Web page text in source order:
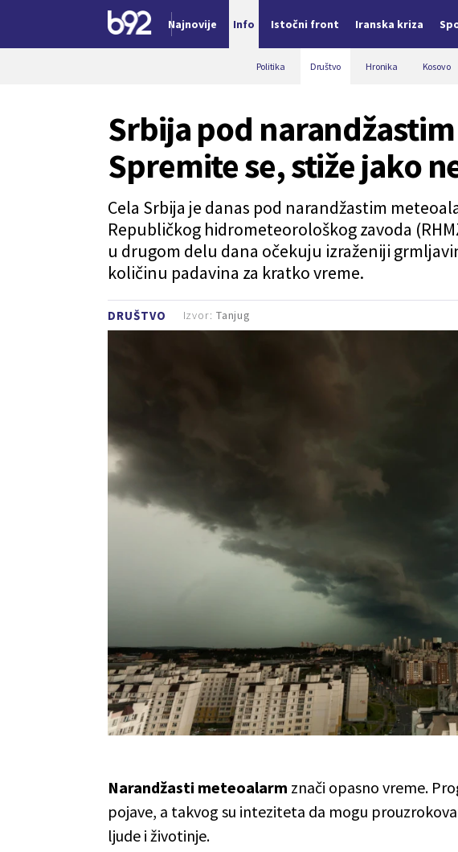
Najnovije Info Istočni front Iranska kriza
Politika Društvo Hronika Kosovo
DRUŠTVO
Srbija pod
Spremite se, stiže jako
Cela Srbija je danas pod narandžastim
Republičkog hidrometeorološkog zavoda
u drugom delu dana očekuju izraženiji
količinu padavina za kratko vreme.
Izvor: Tanjug
Narandžasti meteoalarm znači opasno vreme.
pojave, a takvog su inteziteta da mogu
ljude i životinje.